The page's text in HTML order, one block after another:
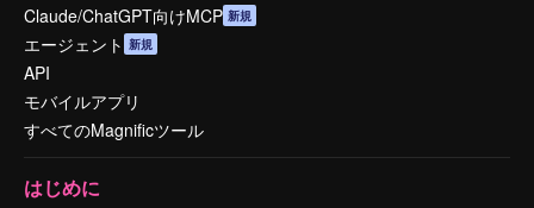
Claude/ChatGPT向けMCP 新規
エージェント 新規
API
モバイルアプリ
すべてのMagnificツール
はじめに